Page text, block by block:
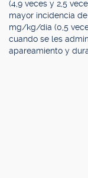
(4,9 veces y 2,5
mayor incidencia
mg/kg/día (0,5
cuando se les
apareamiento y